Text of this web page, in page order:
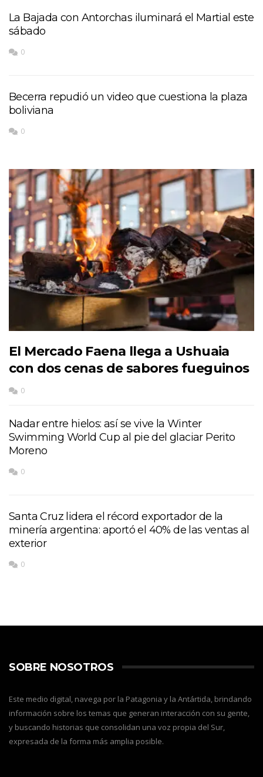
La Bajada con Antorchas iluminará el Martial este
sábado
0
Becerra repudió un video que cuestiona la plaza
boliviana
0
El Mercado Faena llega a Ushuaia
con dos cenas de sabores fueguinos
0
Nadar entre hielos: así se vive la Winter
Swimming World Cup al pie del glaciar Perito
Moreno
0
Santa Cruz lidera el récord exportador de la
minería argentina: aportó el 40% de las ventas al
exterior
0
SOBRE NOSOTROS
Este medio digital, navega por la Patagonia y la Antártida, brindando
información sobre los temas que generan interacción con su gente,
y buscando historias que consolidan una voz propia del Sur,
expresada de la forma más amplia posible.